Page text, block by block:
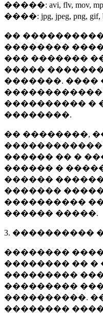
�����: avi, flv, mov,
����: jpg, jpeg, png, gif,
��
��������
��� �������
�����
�������. ����
���������� �
��������.
�� ��������,
������ �� �
������ �
������
�������
����������
������ �����.
3. ����������
��������
�������� �� �
���������
���������
����������.
��������